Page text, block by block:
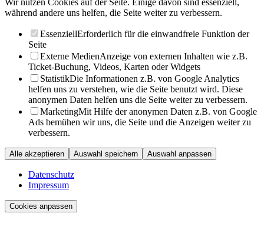
während andere uns helfen, die Seite weiter zu verbessern.
EssenziellErforderlich für die einwandfreie Funktion der
Seite
Externe MedienAnzeige von externen Inhalten wie z.B.
Ticket-Buchung, Videos, Karten oder Widgets
StatistikDie Informationen z.B. von Google Analytics
helfen uns zu verstehen, wie die Seite benutzt wird. Diese
anonymen Daten helfen uns die Seite weiter zu verbessern.
MarketingMit Hilfe der anonymen Daten z.B. von Google
Ads bemühen wir uns, die Seite und die Anzeigen weiter zu
verbessern.
Alle akzeptieren Auswahl speichern Auswahl anpassen
Datenschutz
Impressum
Cookies anpassen